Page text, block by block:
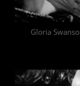
Gloria